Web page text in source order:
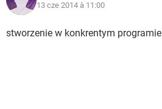
13 cze 2014 à 11:00
stworzenie w konkrentym programie